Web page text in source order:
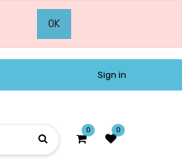
OK
Sign in
0 0